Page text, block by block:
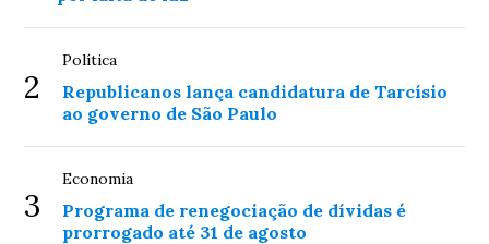
2
Política
Republicanos lança candidatura de Tarcísio
ao governo de São Paulo
3
Economia
Programa de renegociação de dívidas é
prorrogado até 31 de agosto